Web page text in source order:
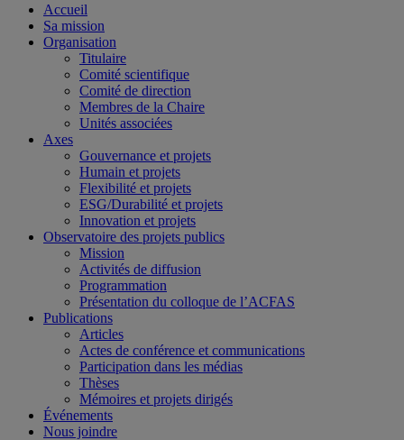
Accueil
Sa mission
Organisation
Titulaire
Comité scientifique
Comité de direction
Membres de la Chaire
Unités associées
Axes
Gouvernance et projets
Humain et projets
Flexibilité et projets
ESG/Durabilité et projets
Innovation et projets
Observatoire des projets publics
Mission
Activités de diffusion
Programmation
Présentation du colloque de l’ACFAS
Publications
Articles
Actes de conférence et communications
Participation dans les médias
Thèses
Mémoires et projets dirigés
Événements
Nous joindre